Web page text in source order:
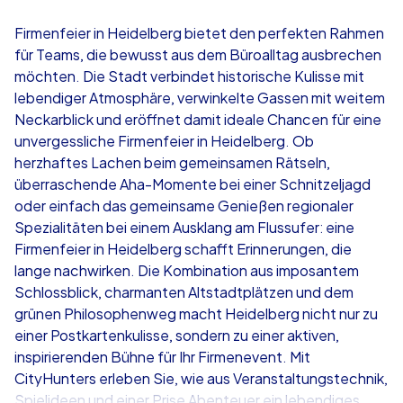
ab €49,99
iPad Tour
Heidelberg
1,5-3,0 h 15-1,000
ab €49,99
Krimi iPad
Heidelberg
Firmenfeier in Heidelberg bietet den perfekten Rahmen
für Teams, die bewusst aus dem Büroalltag ausbrechen
möchten. Die Stadt verbindet historische Kulisse mit
lebendiger Atmosphäre, verwinkelte Gassen mit weitem
Neckarblick und eröffnet damit ideale Chancen für eine
unvergessliche Firmenfeier in Heidelberg. Ob
herzhaftes Lachen beim gemeinsamen Rätseln,
überraschende Aha-Momente bei einer Schnitzeljagd
oder einfach das gemeinsame Genießen regionaler
Spezialitäten bei einem Ausklang am Flussufer: eine
Firmenfeier in Heidelberg schafft Erinnerungen, die
lange nachwirken. Die Kombination aus imposantem
Schlossblick, charmanten Altstadtplätzen und dem
grünen Philosophenweg macht Heidelberg nicht nur zu
einer Postkartenkulisse, sondern zu einer aktiven,
inspirierenden Bühne für Ihr Firmenevent. Mit
CityHunters erleben Sie, wie aus Veranstaltungstechnik,